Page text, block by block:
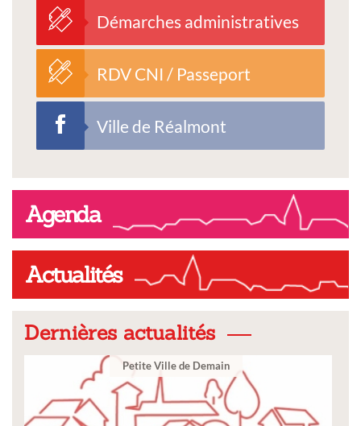
Démarches administratives
RDV CNI / Passeport
Ville de Réalmont
Agenda
Actualités
Dernières actualités